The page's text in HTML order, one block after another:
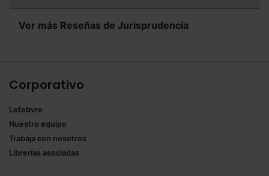
Ver más Reseñas de Jurisprudencia
Corporativo
Lefebvre
Nuestro equipo
Trabaja con nosotros
Librerías asociadas